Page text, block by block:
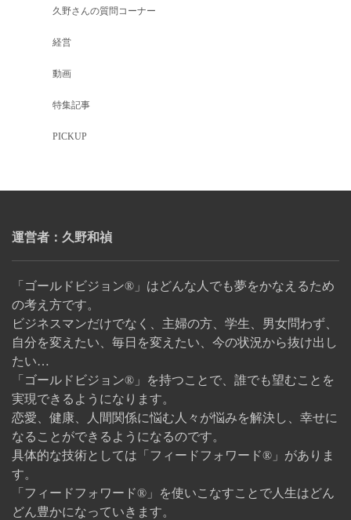
久野さんの質問コーナー
経営
動画
特集記事
PICKUP
運営者：久野和禎
「ゴールドビジョン®」はどんな人でも夢をかなえるため
の考え方です。
ビジネスマンだけでなく、主婦の方、学生、男女問わず、
自分を変えたい、毎日を変えたい、今の状況から抜け出し
たい…
「ゴールドビジョン®」を持つことで、誰でも望むことを
実現できるようになります。
恋愛、健康、人間関係に悩む人々が悩みを解決し、幸せに
なることができるようになるのです。
具体的な技術としては「フィードフォワード®」がありま
す。
「フィードフォワード®」を使いこなすことで人生はどん
どん豊かになっていきます。